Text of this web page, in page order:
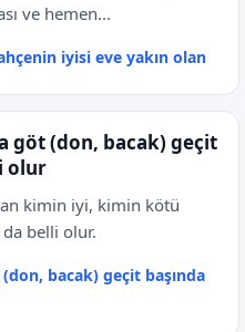
ve hemen...
iyisi eve yakın olan
göt (don, bacak) geçit
olur
kimin iyi, kimin kötü
belli olur.
bacak) geçit başında